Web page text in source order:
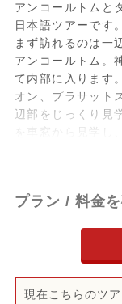
アンコールトムと
日本語ツアーです。
まず訪れるのは一
アンコールトム。
て内部に入ります
オン、プラサット
辺部をじっくり見
を車窓から見学し
プラン / 料金
現在こちらのツ